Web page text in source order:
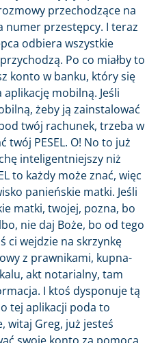
przechodzące na
przestępcy. I teraz
odbiera wszystkie
Po co miałby to
konto w banku, który się
mobilną. Jeśli
żeby ją zainstalować
twój rachunek, trzeba w
PESEL. O! No to już
inteligentniejszy niż
to każdy może znać, więc
panieńskie matki. Jeśli
matki, twojej, pozna, bo
nie daj Boże, bo od tego
ci wejdzie na skrzynkę
z prawnikami, kupna-
akt notarialny, tam
I ktoś dysponuje tą
tej aplikacji poda to
witaj Greg, już jesteś